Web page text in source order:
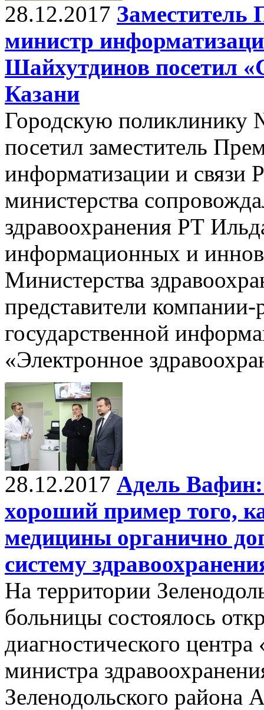
28.12.2017 Заместитель
министр
Шайхутдинов посетил
Казани
Городскую поликлинику
посетил заместитель
информатизации и связи
министерства
здравоохранения РТ
информационных и
Министерства
представители
государственной
«Электронное
28.12.2017 Адель
хороший пример того,
медицины органично
систему
На территории
больницы состоялось
диагностического
министра
Зеленодольского района